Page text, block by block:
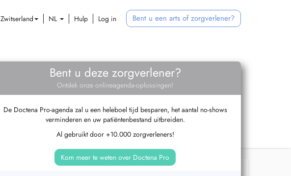
Zwitserland NL Hulp Log in Bent u een arts of zorgverlener?
Bent u deze zorgverlener?
Ontdek onze onlineagenda-oplossingen!
De Doctena Pro-agenda zal u een heleboel tijd besparen, het aantal no-shows
verminderen en uw patiëntenbestand uitbreiden.
Al gebruikt door +10.000 zorgverleners!
Kom meer te weten over Doctena Pro